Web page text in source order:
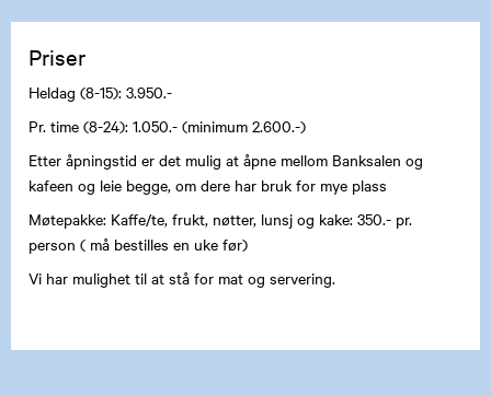
Priser
Heldag (8-15): 3.950.-
Pr. time (8-24): 1.050.- (minimum 2.600.-)
Etter åpningstid er det mulig at åpne mellom Banksalen og
kafeen og leie begge, om dere har bruk for mye plass
Møtepakke: Kaffe/te, frukt, nøtter, lunsj og kake: 350.- pr.
person ( må bestilles en uke før)
Vi har mulighet til at stå for mat og servering.